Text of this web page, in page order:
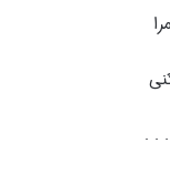
. . .